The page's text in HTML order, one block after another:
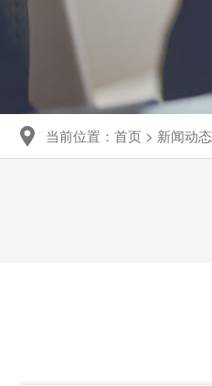
当前位置： 首页 > 新闻动态